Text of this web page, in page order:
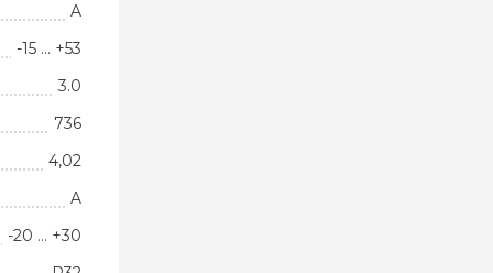
A
-15 … +53
3.0
736
4,02
A
-20 … +30